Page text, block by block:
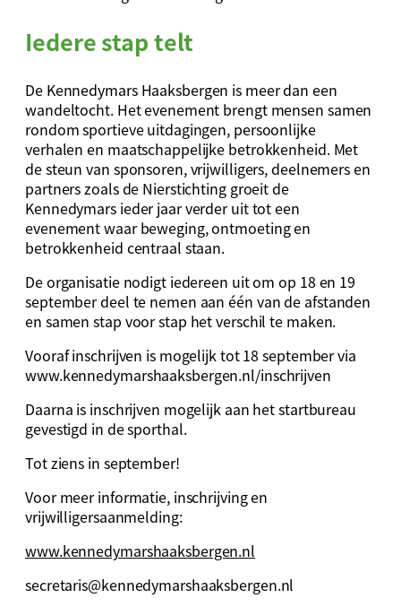
Iedere stap telt
De Kennedymars Haaksbergen is meer dan een
wandeltocht. Het evenement brengt mensen samen
rondom sportieve uitdagingen, persoonlijke
verhalen en maatschappelijke betrokkenheid. Met
de steun van sponsoren, vrijwilligers, deelnemers en
partners zoals de Nierstichting groeit de
Kennedymars ieder jaar verder uit tot een
evenement waar beweging, ontmoeting en
betrokkenheid centraal staan.
De organisatie nodigt iedereen uit om op 18 en 19
september deel te nemen aan één van de afstanden
en samen stap voor stap het verschil te maken.
Vooraf inschrijven is mogelijk tot 18 september via
www.kennedymarshaaksbergen.nl/inschrijven
Daarna is inschrijven mogelijk aan het startbureau
gevestigd in de sporthal.
Tot ziens in september!
Voor meer informatie, inschrijving en
vrijwilligersaanmelding:
www.kennedymarshaaksbergen.nl
secretaris@kennedymarshaaksbergen.nl